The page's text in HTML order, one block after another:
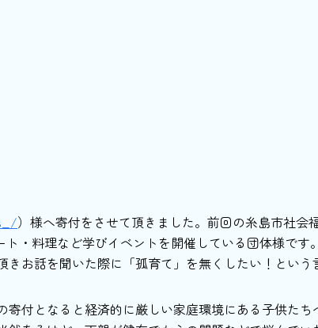
）様へ寄付をさせて頂きました。前回の糸島市社会
・料理など学びイベントを開催している団体様です
お話を聞いた際に「孤育て」を無くしたい！という
付となると経済的に厳しい家庭環境にある子供た